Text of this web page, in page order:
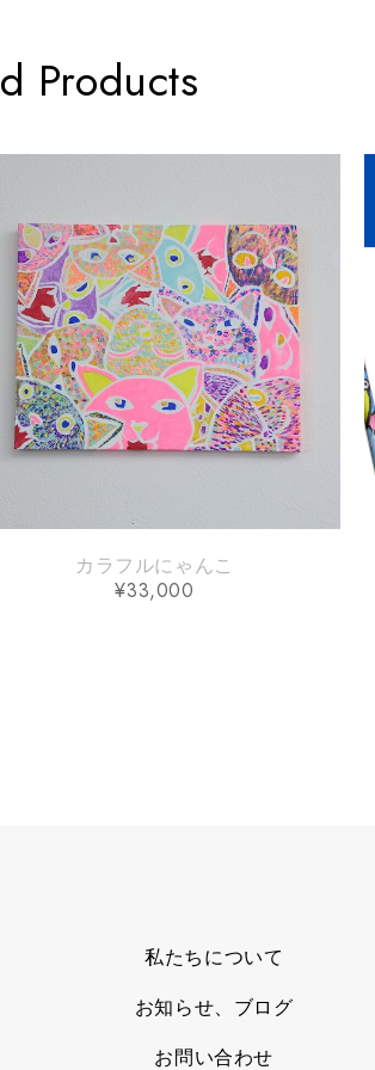
Products
カラフルにゃんこ
¥33,000
私たちについて
お知らせ、ブログ
お問い合わせ